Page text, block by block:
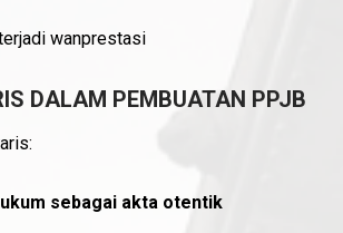
wanprestasi
DALAM PEMBUATAN PPJB
sebagai akta otentik